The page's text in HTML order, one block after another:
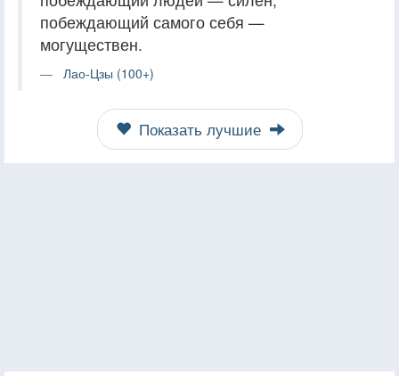
побеждающий самого себя —
могуществен.
Лао-Цзы (100+)
Показать лучшие